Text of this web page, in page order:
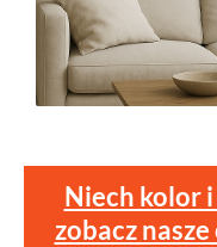
Niech kolor
zobacz